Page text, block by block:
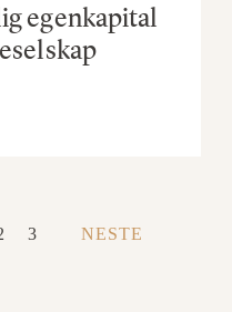
egenkapital
3 NESTE